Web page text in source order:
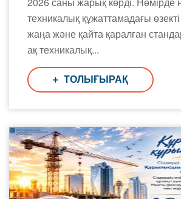
техникалық құжаттамадағы өзекті
жаңа және қайта қаралған
ақ техникалық...
ТОЛЫҒЫРАҚ